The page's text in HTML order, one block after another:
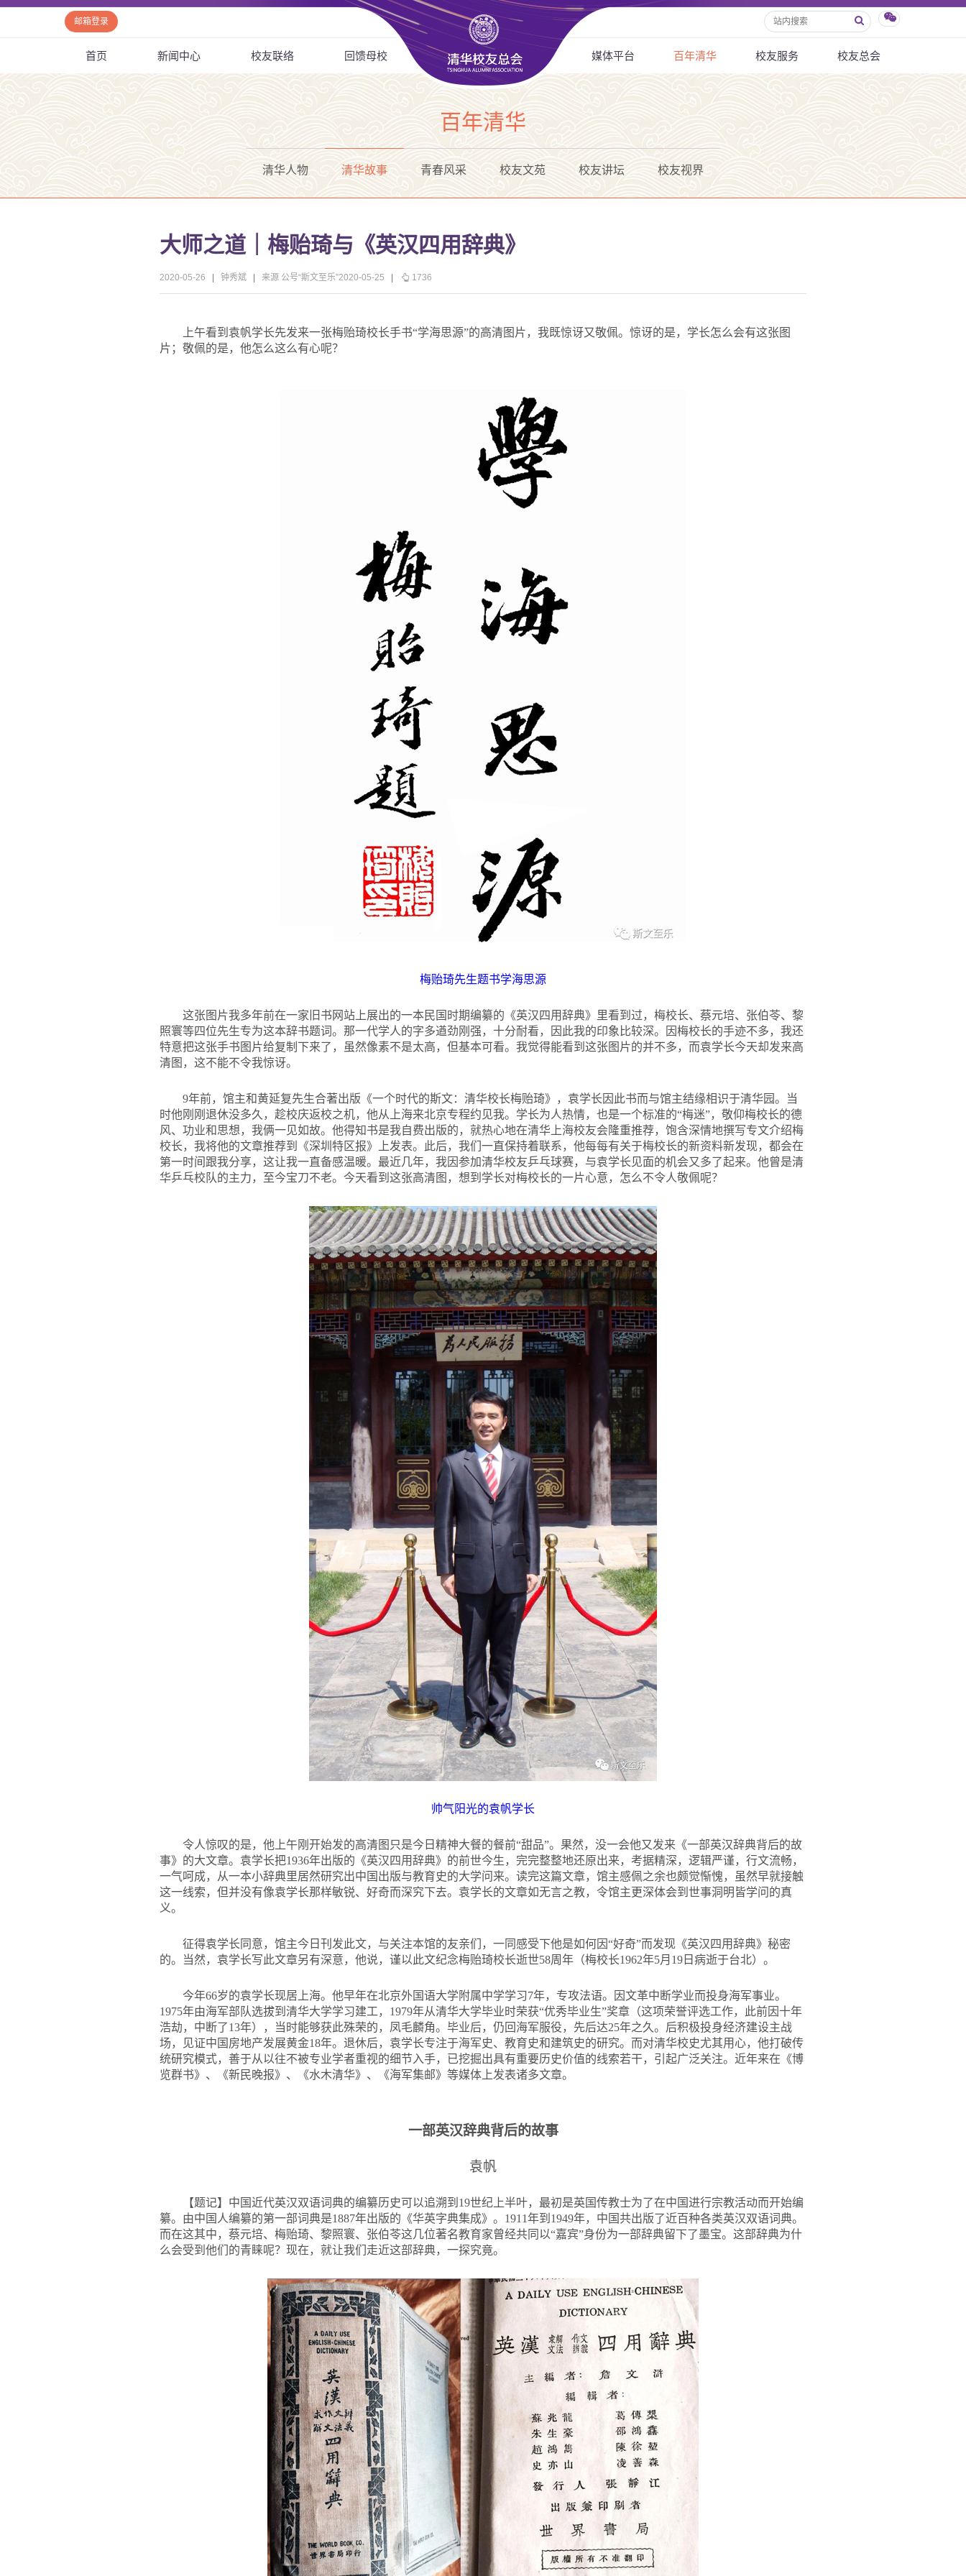
邮箱登录
首页 新闻中心 校友联络 回馈母校 媒体平台 百年清华 校友服务 校友总会
百年清华
清华人物 清华故事 青春风采 校友文苑 校友讲坛 校友视界
大师之道｜梅贻琦与《英汉四用辞典》
2020-05-26 钟秀斌 来源 公号“斯文至乐”2020-05-25 1736
上午看到袁帆学长先发来一张梅贻琦校长手书“学海思源”的高清图片，我既惊讶又敬佩。惊讶的是，学长怎么会有这张图
片；敬佩的是，他怎么这么有心呢？
梅贻琦先生题书学海思源
这张图片我多年前在一家旧书网站上展出的一本民国时期编纂的《英汉四用辞典》里看到过，梅校长、蔡元培、张伯苓、黎
照寰等四位先生专为这本辞书题词。那一代学人的字多遒劲刚强，十分耐看，因此我的印象比较深。因梅校长的手迹不多，我还
特意把这张手书图片给复制下来了，虽然像素不是太高，但基本可看。我觉得能看到这张图片的并不多，而袁学长今天却发来高
清图，这不能不令我惊讶。
9年前，馆主和黄延复先生合著出版《一个时代的斯文：清华校长梅贻琦》，袁学长因此书而与馆主结缘相识于清华园。当
时他刚刚退休没多久，趁校庆返校之机，他从上海来北京专程约见我。学长为人热情，也是一个标准的“梅迷”，敬仰梅校长的德
风、功业和思想，我俩一见如故。他得知书是我自费出版的，就热心地在清华上海校友会隆重推荐，饱含深情地撰写专文介绍梅
校长，我将他的文章推荐到《深圳特区报》上发表。此后，我们一直保持着联系，他每每有关于梅校长的新资料新发现，都会在
第一时间跟我分享，这让我一直备感温暖。最近几年，我因参加清华校友乒乓球赛，与袁学长见面的机会又多了起来。他曾是清
华乒乓校队的主力，至今宝刀不老。今天看到这张高清图，想到学长对梅校长的一片心意，怎么不令人敬佩呢？
帅气阳光的袁帆学长
令人惊叹的是，他上午刚开始发的高清图只是今日精神大餐的餐前“甜品”。果然，没一会他又发来《一部英汉辞典背后的故
事》的大文章。袁学长把1936年出版的《英汉四用辞典》的前世今生，完完整整地还原出来，考据精深，逻辑严谨，行文流畅，
一气呵成，从一本小辞典里居然研究出中国出版与教育史的大学问来。读完这篇文章，馆主感佩之余也颇觉惭愧，虽然早就接触
这一线索，但并没有像袁学长那样敏锐、好奇而深究下去。袁学长的文章如无言之教，令馆主更深体会到世事洞明皆学问的真
义。
征得袁学长同意，馆主今日刊发此文，与关注本馆的友亲们，一同感受下他是如何因“好奇”而发现《英汉四用辞典》秘密
的。当然，袁学长写此文章另有深意，他说，谨以此文纪念梅贻琦校长逝世58周年（梅校长1962年5月19日病逝于台北）。
今年66岁的袁学长现居上海。他早年在北京外国语大学附属中学学习7年，专攻法语。因文革中断学业而投身海军事业。
1975年由海军部队选拔到清华大学学习建工，1979年从清华大学毕业时荣获“优秀毕业生”奖章（这项荣誉评选工作，此前因十年
浩劫，中断了13年），当时能够获此殊荣的，凤毛麟角。毕业后，仍回海军服役，先后达25年之久。后积极投身经济建设主战
场，见证中国房地产发展黄金18年。退休后，袁学长专注于海军史、教育史和建筑史的研究。而对清华校史尤其用心，他打破传
统研究模式，善于从以往不被专业学者重视的细节入手，已挖掘出具有重要历史价值的线索若干，引起广泛关注。近年来在《博
览群书》、《新民晚报》、《水木清华》、《海军集邮》等媒体上发表诸多文章。
一部英汉辞典背后的故事
袁帆
【题记】中国近代英汉双语词典的编纂历史可以追溯到19世纪上半叶，最初是英国传教士为了在中国进行宗教活动而开始编
纂。由中国人编纂的第一部词典是1887年出版的《华英字典集成》。1911年到1949年，中国共出版了近百种各类英汉双语词典。
而在这其中，蔡元培、梅贻琦、黎照寰、张伯苓这几位著名教育家曾经共同以“嘉宾”身份为一部辞典留下了墨宝。这部辞典为什
么会受到他们的青睐呢？现在，就让我们走近这部辞典，一探究竟。